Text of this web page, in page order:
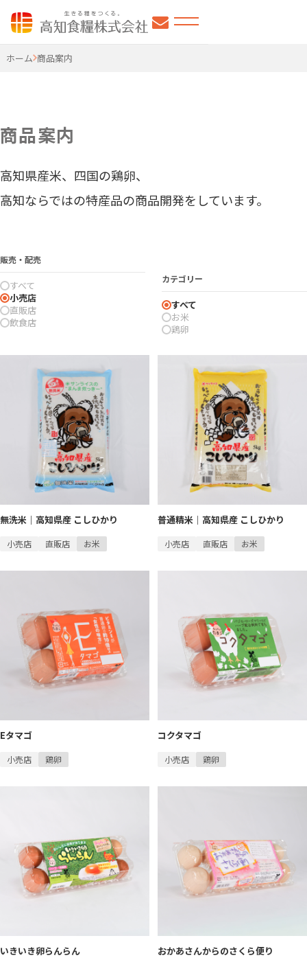
高知食糧株式会社
ホーム 商品案内
商品案内
高知県産米、四国の鶏卵、
高知ならではの特産品の商品開発をしています。
販売・配売
すべて
小売店
直販店
飲食店
カテゴリー
すべて
お米
鶏卵
無洗米｜高知県産 こしひかり
小売店 直販店 お米
普通精米｜高知県産 こしひかり
小売店 直販店 お米
Eタマゴ
小売店 鶏卵
コクタマゴ
小売店 鶏卵
いきいき卵らんらん おかあさんからのさくら便り